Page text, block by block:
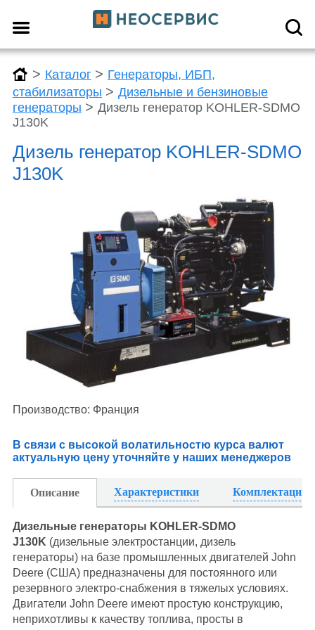
> Каталог > Генераторы, ИБП,
стабилизаторы > Дизельные и бензиновые
генераторы > Дизель генератор KOHLER-SDMO
J130K
Дизель генератор KOHLER-SDMO
J130K
Производство: Франция
В связи с высокой волатильностю курса валют
актуальную цену уточняйте у наших менеджеров
Описание Характеристики Комплектация
Дизельные генераторы KOHLER-SDMO
J130K (дизельные электростанции, дизель
генераторы) на базе промышленных двигателей John
Deere (США) предназначены для постоянного или
резервного электро-снабжения в тяжелых условиях.
Двигатели John Deere имеют простую конструкцию,
неприхотливы к качеству топлива, просты в